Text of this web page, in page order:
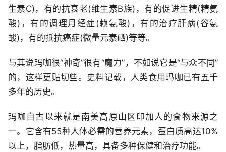
生素C)，有的抗衰老(维生素B族)，有的促进生精(精氨
酸)，有的调理月经症(赖氨酸)，有的治疗肝病(谷氨
酸)，有的抵抗癌症(微量元素硒)等等。
与其说玛咖很“神奇”很有“魔力”，不如说它是“与众不同”
的，这样更贴切些。史料记载，人类食用玛咖已有五千
多年的历史。
玛咖自古以来就是南美高原山区印加人的食物来源之
一。它含有55种人体必需的营养元素，蛋白质高达10%
以上，脂肪低，热量高，具备多种保健和治疗功能。